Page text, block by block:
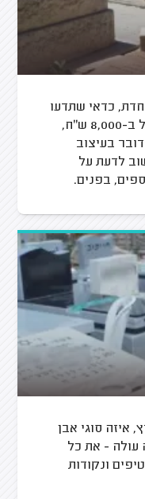
כדאי שתדעו
שמחיר מצבה כזאת עשוי להתחיל ב-8,000 ש"ח,
ומדובר בעיצוב
לדעת על
בפנים.
איזה סוגי אבן
עולה - את כל
ונקודות